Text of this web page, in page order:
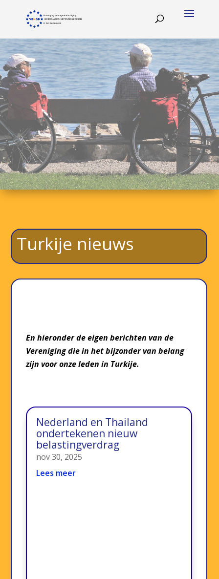
Turkije nieuws
En hieronder de eigen berichten van de
Vereniging die in het bijzonder van belang
zijn voor onze leden in Turkije.
Nederland en Thailand
ondertekenen nieuw
belastingverdrag
nov 30, 2025
Lees meer